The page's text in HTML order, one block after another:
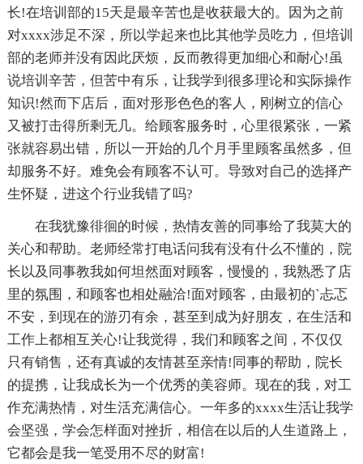
长!在培训部的15天是最辛苦也是收获最大的。因为之前
对xxxx涉足不深，所以学起来也比其他学员吃力，但培训
部的老师并没有因此厌烦，反而教得更加细心和耐心!虽
说培训辛苦，但苦中有乐，让我学到很多理论和实际操作
知识!然而下店后，面对形形色色的客人，刚树立的信心
又被打击得所剩无几。给顾客服务时，心里很紧张，一紧
张就容易出错，所以一开始的几个月手里顾客虽然多，但
却服务不好。难免会有顾客不认可。导致对自己的选择产
生怀疑，进这个行业我错了吗?
在我犹豫徘徊的时候，热情友善的同事给了我莫大的
关心和帮助。老师经常打电话问我有没有什么不懂的，院
长以及同事教我如何坦然面对顾客，慢慢的，我熟悉了店
里的氛围，和顾客也相处融洽!面对顾客，由最初的`忐忑
不安，到现在的游刃有余，甚至到成为好朋友，在生活和
工作上都相互关心!让我觉得，我们和顾客之间，不仅仅
只有销售，还有真诚的友情甚至亲情!同事的帮助，院长
的提携，让我成长为一个优秀的美容师。现在的我，对工
作充满热情，对生活充满信心。一年多的xxxx生活让我学
会坚强，学会怎样面对挫折，相信在以后的人生道路上，
它都会是我一笔受用不尽的财富!